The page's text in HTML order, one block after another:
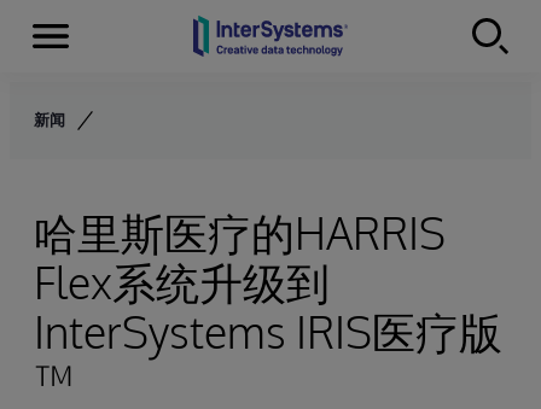
Skip to content
Menu
新闻
哈里斯医疗的HARRIS
Flex系统升级到
InterSystems IRIS医疗版
™